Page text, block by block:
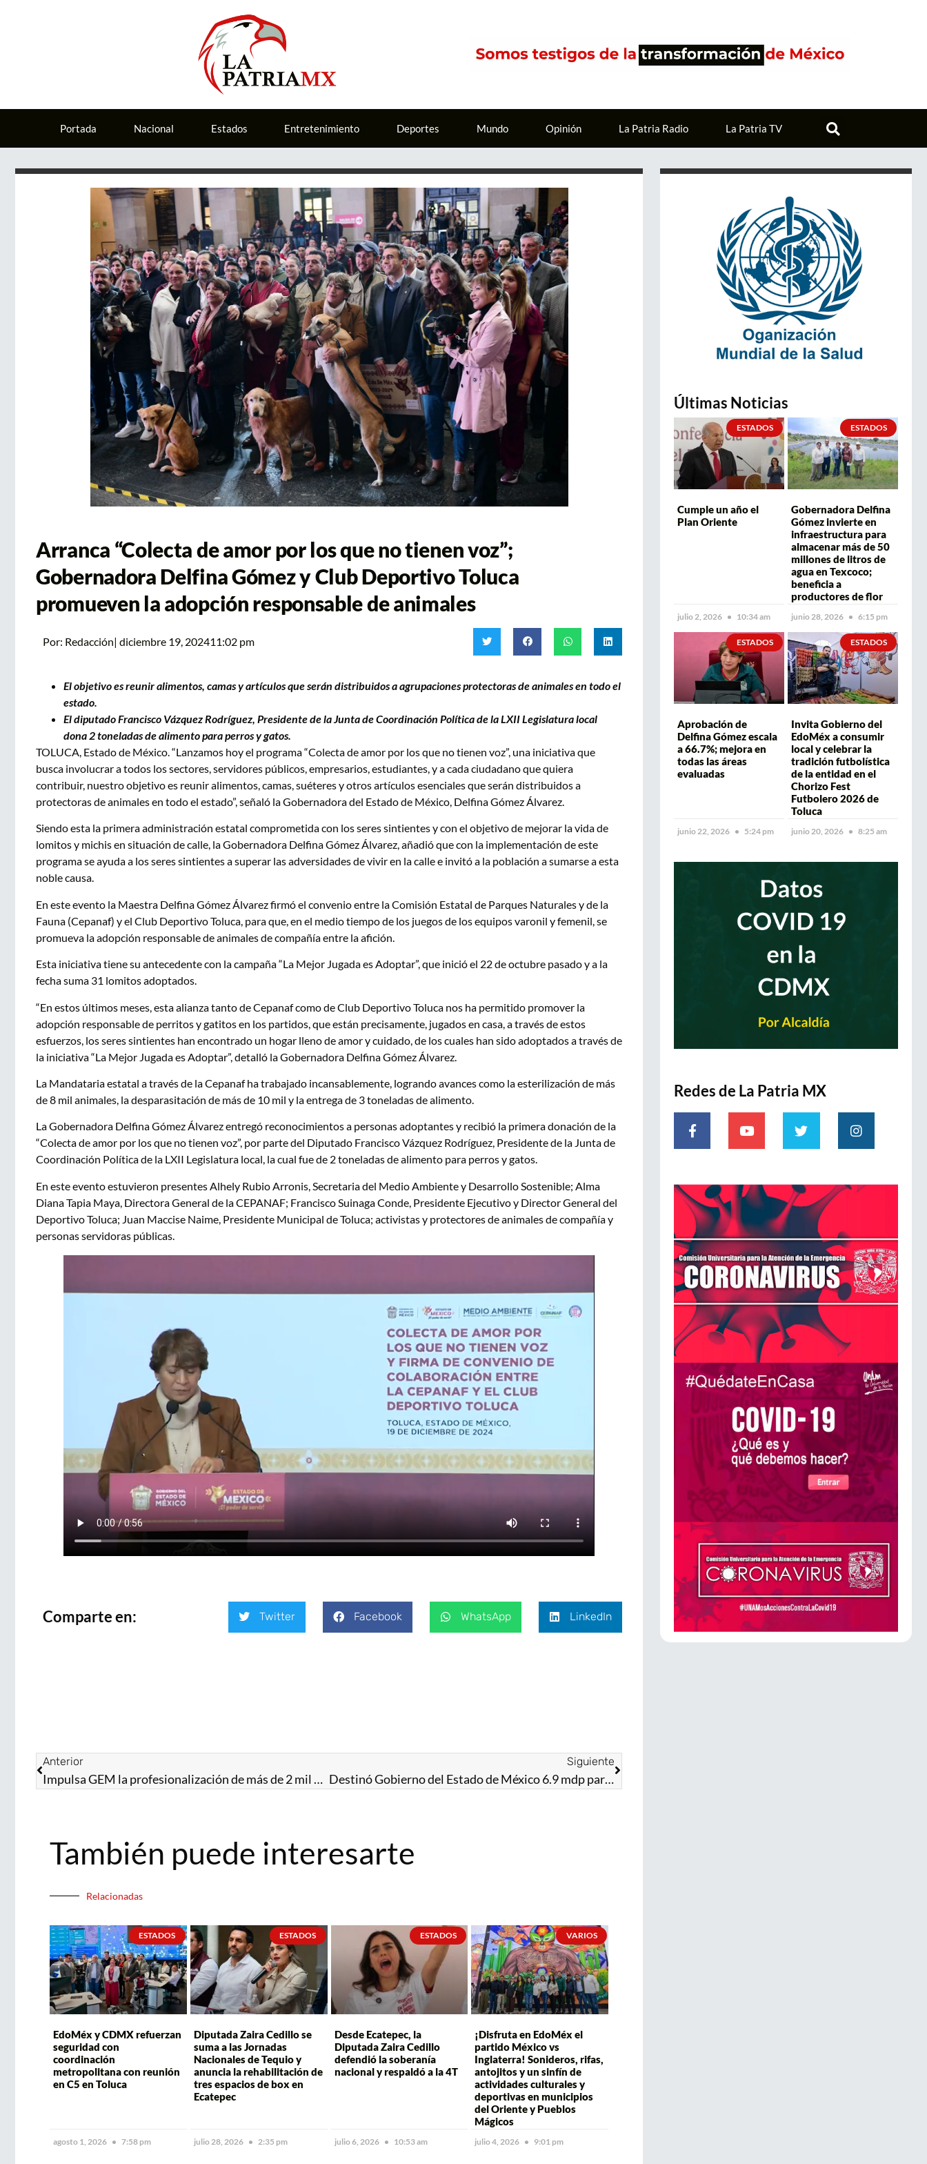
Portada Nacional Estados Entretenimiento Deportes Mundo Opinión La Patria Radio La Patria TV
Arranca “Colecta de amor por los que no tienen voz”;
Gobernadora Delfina Gómez y Club Deportivo Toluca
promueven la adopción responsable de animales
Por: Redacción| diciembre 19, 202411:02 pm
El objetivo es reunir alimentos, camas y artículos que serán distribuidos a agrupaciones protectoras de animales en todo el
estado.
El diputado Francisco Vázquez Rodríguez, Presidente de la Junta de Coordinación Política de la LXII Legislatura local
dona 2 toneladas de alimento para perros y gatos.
TOLUCA, Estado de México. “Lanzamos hoy el programa “Colecta de amor por los que no tienen voz”, una iniciativa que
busca involucrar a todos los sectores, servidores públicos, empresarios, estudiantes, y a cada ciudadano que quiera
contribuir, nuestro objetivo es reunir alimentos, camas, suéteres y otros artículos esenciales que serán distribuidos a
protectoras de animales en todo el estado”, señaló la Gobernadora del Estado de México, Delfina Gómez Álvarez.
Siendo esta la primera administración estatal comprometida con los seres sintientes y con el objetivo de mejorar la vida de
lomitos y michis en situación de calle, la Gobernadora Delfina Gómez Álvarez, añadió que con la implementación de este
programa se ayuda a los seres sintientes a superar las adversidades de vivir en la calle e invitó a la población a sumarse a esta
noble causa.
En este evento la Maestra Delfina Gómez Álvarez firmó el convenio entre la Comisión Estatal de Parques Naturales y de la
Fauna (Cepanaf) y el Club Deportivo Toluca, para que, en el medio tiempo de los juegos de los equipos varonil y femenil, se
promueva la adopción responsable de animales de compañía entre la afición.
Esta iniciativa tiene su antecedente con la campaña “La Mejor Jugada es Adoptar”, que inició el 22 de octubre pasado y a la
fecha suma 31 lomitos adoptados.
“En estos últimos meses, esta alianza tanto de Cepanaf como de Club Deportivo Toluca nos ha permitido promover la
adopción responsable de perritos y gatitos en los partidos, que están precisamente, jugados en casa, a través de estos
esfuerzos, los seres sintientes han encontrado un hogar lleno de amor y cuidado, de los cuales han sido adoptados a través de
la iniciativa “La Mejor Jugada es Adoptar”, detalló la Gobernadora Delfina Gómez Álvarez.
La Mandataria estatal a través de la Cepanaf ha trabajado incansablemente, logrando avances como la esterilización de más
de 8 mil animales, la desparasitación de más de 10 mil y la entrega de 3 toneladas de alimento.
La Gobernadora Delfina Gómez Álvarez entregó reconocimientos a personas adoptantes y recibió la primera donación de la
“Colecta de amor por los que no tienen voz”, por parte del Diputado Francisco Vázquez Rodríguez, Presidente de la Junta de
Coordinación Política de la LXII Legislatura local, la cual fue de 2 toneladas de alimento para perros y gatos.
En este evento estuvieron presentes Alhely Rubio Arronis, Secretaria del Medio Ambiente y Desarrollo Sostenible; Alma
Diana Tapia Maya, Directora General de la CEPANAF; Francisco Suinaga Conde, Presidente Ejecutivo y Director General del
Deportivo Toluca; Juan Maccise Naime, Presidente Municipal de Toluca; activistas y protectores de animales de compañía y
personas servidoras públicas.
Comparte en: Twitter Facebook WhatsApp LinkedIn
Anterior
Impulsa GEM la profesionalización de más de 2 mil prestadores de servicios turísticos del EdoMéx
Siguiente
Destinó Gobierno del Estado de México 6.9 mdp para fomento artesanal con el programa “Manos Mágicas”
También puede interesarte
Relacionadas
ESTADOS
EdoMéx y CDMX refuerzan
seguridad con
coordinación
metropolitana con reunión
en C5 en Toluca
agosto 1, 2026 7:58 pm
ESTADOS
Diputada Zaira Cedillo se
suma a las Jornadas
Nacionales de Tequio y
anuncia la rehabilitación de
tres espacios de box en
Ecatepec
julio 28, 2026 2:35 pm
ESTADOS
Desde Ecatepec, la
Diputada Zaira Cedillo
defendió la soberanía
nacional y respaldó a la 4T
julio 6, 2026 10:53 am
VARIOS
¡Disfruta en EdoMéx el
partido México vs
Inglaterra! Sonideros, rifas,
antojitos y un sinfín de
actividades culturales y
deportivas en municipios
del Oriente y Pueblos
Mágicos
julio 4, 2026 9:01 pm
Últimas Noticias
ESTADOS
Cumple un año el
Plan Oriente
julio 2, 2026 10:34 am
ESTADOS
Gobernadora Delfina
Gómez invierte en
infraestructura para
almacenar más de 50
millones de litros de
agua en Texcoco;
beneficia a
productores de flor
junio 28, 2026 6:15 pm
ESTADOS
Aprobación de
Delfina Gómez escala
a 66.7%; mejora en
todas las áreas
evaluadas
junio 22, 2026 5:24 pm
ESTADOS
Invita Gobierno del
EdoMéx a consumir
local y celebrar la
tradición futbolística
de la entidad en el
Chorizo Fest
Futbolero 2026 de
Toluca
junio 20, 2026 8:25 am
Redes de La Patria MX